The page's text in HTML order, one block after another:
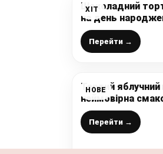
ХІТ
Шоколадний
на день
Перейти →
НОВЕ
Тертий яблучний
неймовірна
перевірений
сезон яблук
Перейти →